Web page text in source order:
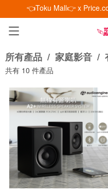
👈Toku Mall👉 x
已加入購物車
所有產品 / 家庭影音 /
共有 10 件產品